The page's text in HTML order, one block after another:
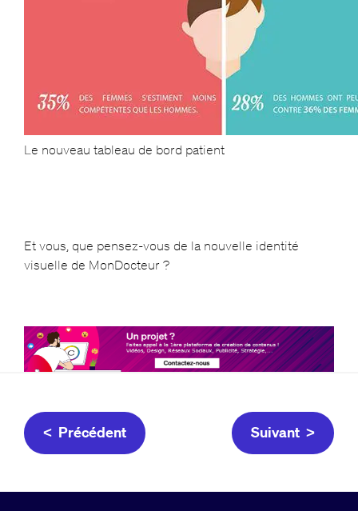
Le nouveau tableau de bord patient
Et vous, que pensez-vous de la nouvelle identité
visuelle de MonDocteur ?
< Précédent Suivant >